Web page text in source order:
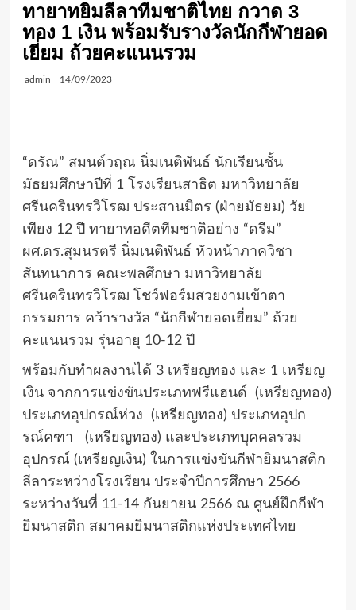
ทายาทยิมลีลาทีมชาติไทย กวาด 3
ทอง 1 เงิน พร้อมรับรางวัลนักกีฬายอด
เยี่ยม ถ้วยคะแนนรวม
admin 14/09/2023
“ดรัณ” สมนต์วฤณ นิ่มเนติพันธ์ นักเรียนชั้น
มัธยมศึกษาปีที่ 1 โรงเรียนสาธิต มหาวิทยาลัย
ศรีนครินทรวิโรฒ ประสานมิตร (ฝ่ายมัธยม) วัย
เพียง 12 ปี ทายาทอดีตทีมชาติอย่าง “ดรีม”
ผศ.ดร.สุมนรตรี นิ่มเนติพันธ์ หัวหน้าภาควิชา
สันทนาการ คณะพลศึกษา มหาวิทยาลัย
ศรีนครินทรวิโรฒ โชว์ฟอร์มสวยงามเข้าตา
กรรมการ คว้ารางวัล “นักกีฬายอดเยี่ยม” ถ้วย
คะแนนรวม รุ่นอายุ 10-12 ปี
พร้อมกับทำผลงานได้ 3 เหรียญทอง และ 1 เหรียญ
เงิน จากการแข่งขันประเภทฟรีแฮนด์ (เหรียญทอง)
ประเภทอุปกรณ์ห่วง (เหรียญทอง) ประเภทอุปก
รณ์คฑา (เหรียญทอง) และประเภทบุคคลรวม
อุปกรณ์ (เหรียญเงิน) ในการแข่งขันกีฬายิมนาสติก
ลีลาระหว่างโรงเรียน ประจำปีการศึกษา 2566
ระหว่างวันที่ 11-14 กันยายน 2566 ณ ศูนย์ฝึกกีฬา
ยิมนาสติก สมาคมยิมนาสติกแห่งประเทศไทย